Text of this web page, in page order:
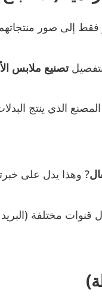
فقط إلى صور
تصنيع ملابس
الذي ينتج
? وهذا يدل على
مختلفة (البريد